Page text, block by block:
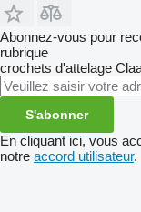
Abonnez-vous pour
rubrique
crochets d'attelage
S'abonner
En cliquant ici, vous
notre accord utilisateur.